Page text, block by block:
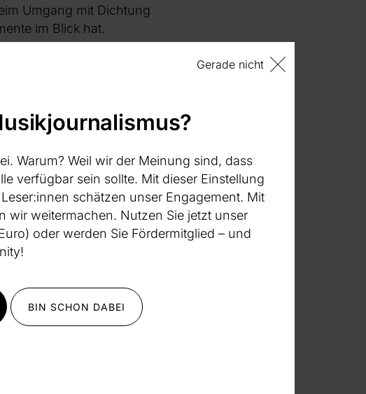
Umgang mit Dichtung
im Blick hat.
Kompositionen,
und zweifellos wichtigste
ungewöhnlichen
dichterischer
deutliche Präsenz
zwar Relevanz
sogar ein Stück ein, das
wird, nämlich die
und Bühnenbild,
aufblitzenden, auf
aufzugreifen und zu
die
aber diese
Gerade nicht
Warum? Weil wir der Meinung sind, dass
verfügbar sein sollte. Mit dieser Einstellung
schätzen unser Engagement. Mit
wir weitermachen. Nutzen Sie jetzt unser
oder werden Sie Fördermitglied – und
BIN SCHON DABEI